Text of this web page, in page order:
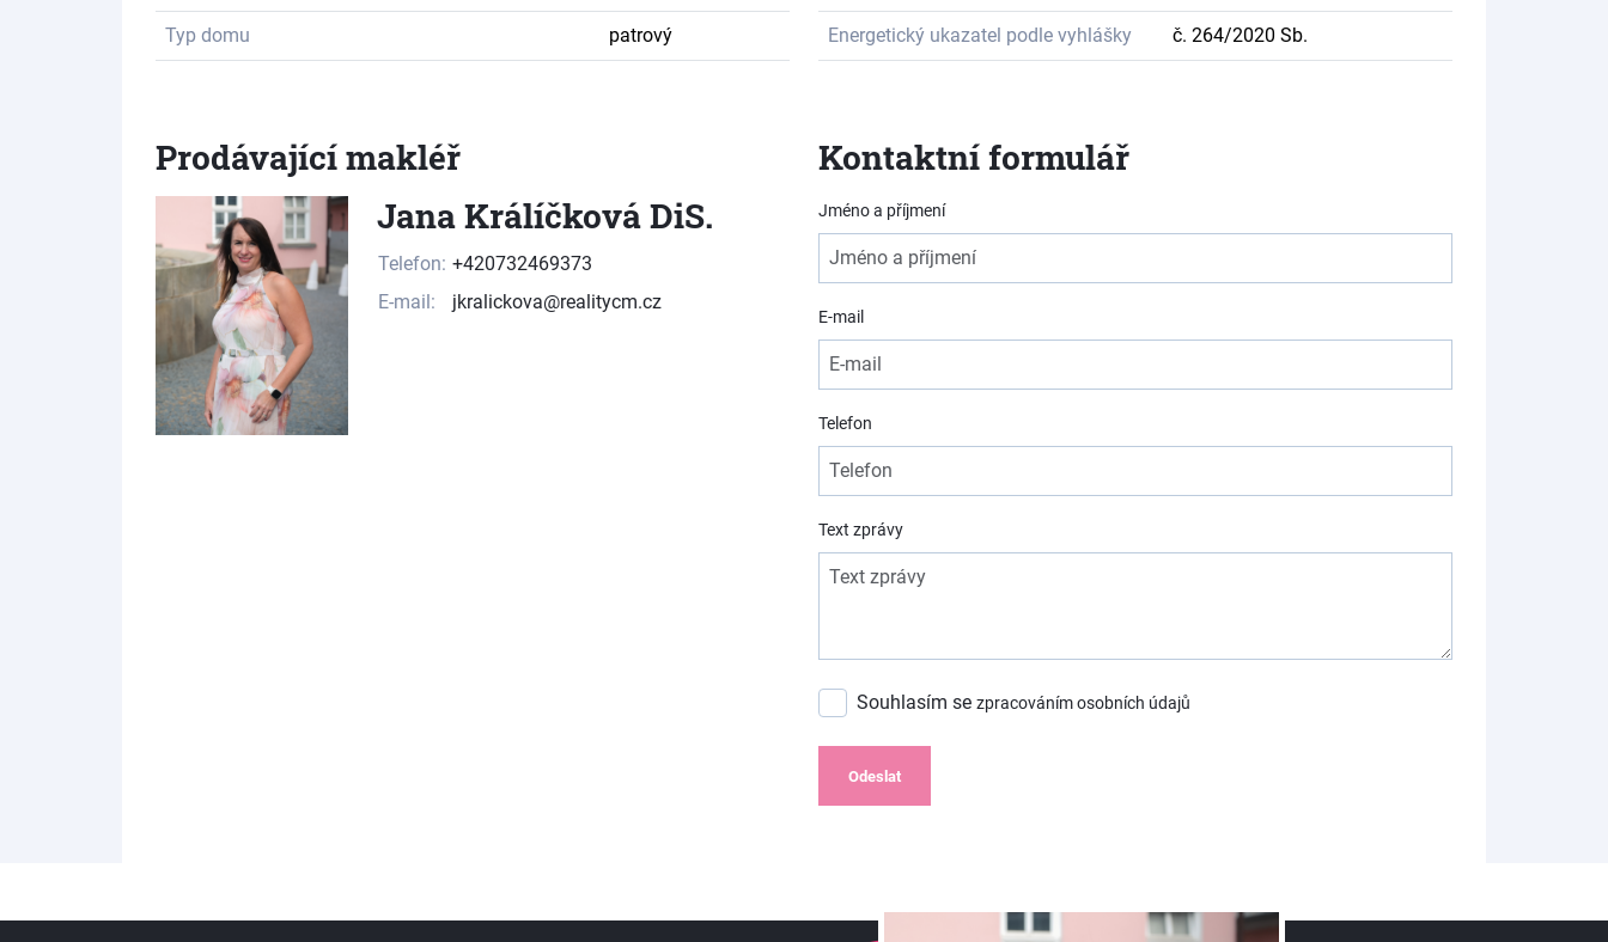
Typ domu patrový Energetický ukazatel podle vyhlášky č. 264/2020 Sb.
Prodávající makléř
Jana Králíčková DiS.
Telefon: +420732469373
E-mail:
jkralickova@realitycm.cz
Kontaktní formulář
Jméno a příjmení
E-mail
Telefon
Text zprávy
Souhlasím se zpracováním osobních údajů
Odeslat